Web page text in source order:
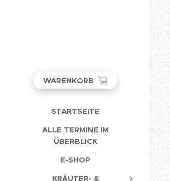
WARENKORB
STARTSEITE
ALLE TERMINE IM
ÜBERBLICK
E-SHOP
KRÄUTER- &